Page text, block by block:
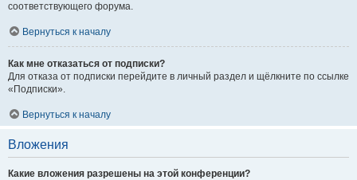
соответствующего форума.
Вернуться к началу
Как мне отказаться от подписки?
Для отказа от подписки перейдите в личный раздел и щёлкните по ссылке
«Подписки».
Вернуться к началу
Вложения
Какие вложения разрешены на этой конференции?